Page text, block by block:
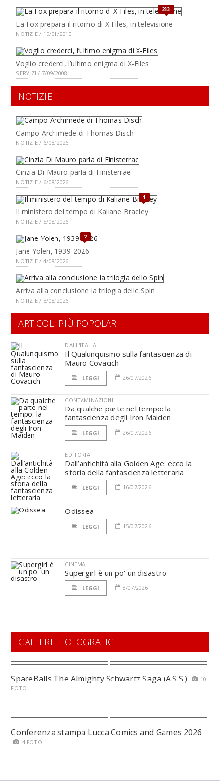
233
La Fox prepara il ritorno di X-Files, in televisione
NOTIZIE / 19/01/2015
Voglio crederci, l’ultimo enigma di X-Files
SERVIZI / 7/09/2008
NOTIZIE
Campo Archimede di Thomas Disch
NOTIZIE / 6/08/2026
Cinzia Di Mauro parla di Finisterrae
NOTIZIE / 6/08/2026
1
Il ministero del tempo di Kaliane Bradley
NOTIZIE / 5/08/2026
2
Jane Yolen, 1939-2026
NOTIZIE / 4/08/2026
Arriva alla conclusione la trilogia dello Spin
NOTIZIE / 3/08/2026
ARTICOLI PIÙ POPOLARI
DALL'ITALIA
Il Qualunquismo sulla fantascienza di
Mauro Covacich
LEGGI 26/07/2026
CONTAMINAZIONI
Da qualche parte nel tempo: la
fantascienza degli Iron Maiden
LEGGI 26/07/2026
EDITORIA
Dall’antichità alla Golden Age: ecco la
storia della fantascienza letteraria
LEGGI 16/07/2026
Odissea
LEGGI 15/07/2026
CINEMA
Supergirl è un po' un disastro
LEGGI 8/07/2026
GALLERIE FOTOGRAFICHE
SpaceBalls The Almighty Schwartz Saga (A.S.S.)
10
FOTO
Conferenza stampa Lucca Comics and Games 2026
4 FOTO